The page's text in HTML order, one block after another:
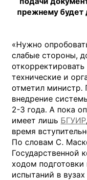
прежнему будет
«Нужно
слабые стороны,
технические и
отметил министр.
внедрение
2-3 года. А пока
имеет лишь БГУИР
время
По словам С.
Государственной
ходом подготовки
испытаний в